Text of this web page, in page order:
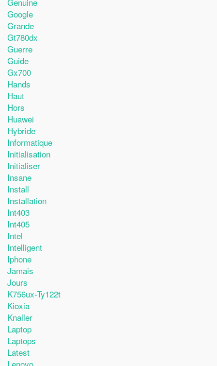
Google
Grande
Gt780dx
Guerre
Guide
Gx700
Hands
Haut
Hors
Huawei
Hybride
Informatique
Initialisation
Initialiser
Insane
Install
Installation
Int403
Int405
Intel
Intelligent
Iphone
Jamais
Jours
K756ux-Ty122t
Kioxia
Knaller
Laptop
Laptops
Latest